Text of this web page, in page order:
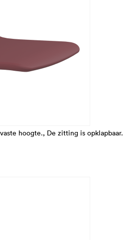
hoogte., De zitting is opklapbaar.